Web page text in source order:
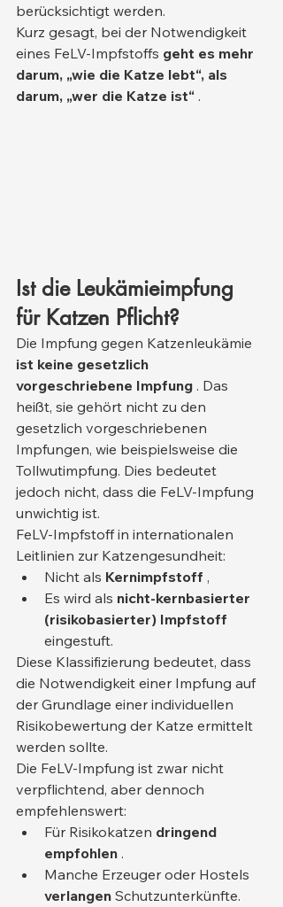
berücksichtigt werden.
Kurz gesagt, bei der Notwendigkeit
eines FeLV-Impfstoffs geht es mehr
darum, „wie die Katze lebt“, als
darum, „wer die Katze ist“ .
Ist die Leukämieimpfung
für Katzen Pflicht?
Die Impfung gegen Katzenleukämie
ist keine gesetzlich
vorgeschriebene Impfung . Das
heißt, sie gehört nicht zu den
gesetzlich vorgeschriebenen
Impfungen, wie beispielsweise die
Tollwutimpfung. Dies bedeutet
jedoch nicht, dass die FeLV-Impfung
unwichtig ist.
FeLV-Impfstoff in internationalen
Leitlinien zur Katzengesundheit:
Nicht als Kernimpfstoff ,
Es wird als nicht-kernbasierter
(risikobasierter) Impfstoff
eingestuft.
Diese Klassifizierung bedeutet, dass
die Notwendigkeit einer Impfung auf
der Grundlage einer individuellen
Risikobewertung der Katze ermittelt
werden sollte.
Die FeLV-Impfung ist zwar nicht
verpflichtend, aber dennoch
empfehlenswert:
Für Risikokatzen dringend
empfohlen .
Manche Erzeuger oder Hostels
verlangen Schutzunterkünfte.